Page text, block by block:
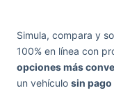
Simula, compara y
100% en línea con
opciones más
un vehículo sin